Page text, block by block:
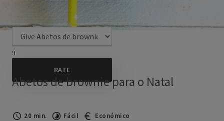
9
Abetos de brownie para o Natal
20 min. Fácil Económico